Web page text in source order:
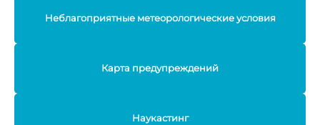
Неблагоприятные метеорологические условия
Карта предупреждений
Наукастинг